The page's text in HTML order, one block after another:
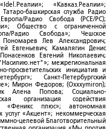
«Кавказ.Реалии»;
башкирская служба Радио
Радио Свобода (PCE/PC);
Общество с ограниченной
Радио Свобода»; Чешское
Пономарев Лев Александрович;
Евгеньевич; Камалягин Денис
Евгений Николаевич;
межрегиональная
просветительских инициатив и
Санкт-Петербургский
Мирон Федоров; (Oxxxymiron);
Алена Попова; Социально-
организация содействия
«Феникс плюс»; автономная
услуг «Акцент»; некоммерческая
целевой Благотворительный